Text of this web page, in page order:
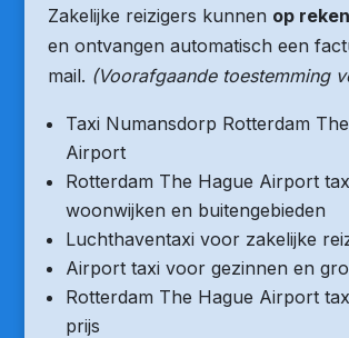
Zakelijke reizigers kunnen op
en ontvangen automatisch een
mail. (Voorafgaande toestemming
Taxi Numansdorp Rotterdam
Airport
Rotterdam The Hague Airport
woonwijken en buitengebieden
Luchthaventaxi voor zakelijke
Airport taxi voor gezinnen en
Rotterdam The Hague Airport
prijs